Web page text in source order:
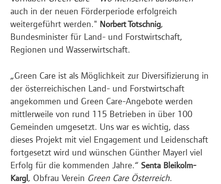
auch in der neuen Förderperiode erfolgreich
weitergeführt werden." Norbert Totschnig,
Bundesminister für Land- und Forstwirtschaft,
Regionen und Wasserwirtschaft.
„Green Care ist als Möglichkeit zur Diversifizierung in
der österreichischen Land- und Forstwirtschaft
angekommen und Green Care-Angebote werden
mittlerweile von rund 115 Betrieben in über 100
Gemeinden umgesetzt. Uns war es wichtig, dass
dieses Projekt mit viel Engagement und Leidenschaft
fortgesetzt wird und wünschen Günther Mayerl viel
Erfolg für die kommenden Jahre.“ Senta Bleikolm-
Kargl, Obfrau Verein Green Care Österreich.